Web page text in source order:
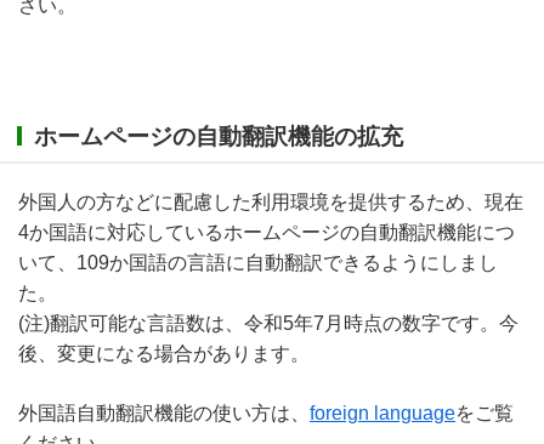
さい。
ホームページの自動翻訳機能の拡充
外国人の方などに配慮した利用環境を提供するため、現在
4か国語に対応しているホームページの自動翻訳機能につ
いて、109か国語の言語に自動翻訳できるようにしまし
た。
(注)翻訳可能な言語数は、令和5年7月時点の数字です。今
後、変更になる場合があります。
外国語自動翻訳機能の使い方は、 foreign languageをご覧